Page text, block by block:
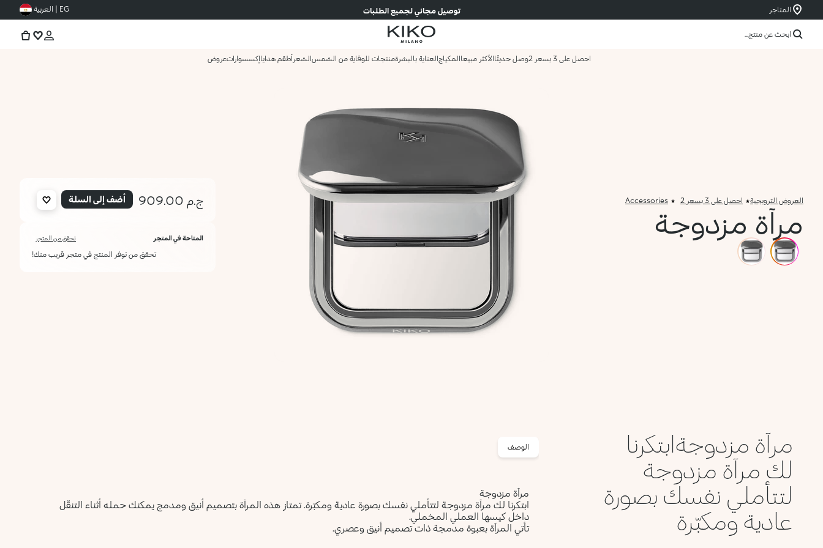
توصيل مجاني لجميع الطلبات المتاجر EG | العربية
ابحث عن منتج...
احصل على 3 بسعر 2 وصل حديثًاالأكثر مبيعاالمكياجالعناية بالبشرةمنتجات للوقاية من الشمسالشعر أطقم هداياإكسسواراتعروض
العروض الترويجية احصل على 3 بسعر 2 Accessories
مرآة مزدوجة
ج.م 909.00 أضف إلى السلة
المتاحة في المتجر تحقق من المتجر
تحقق من توفر المنتج في متجر قريب منك!
مرآة مزدوجةابتكرنا
لك مرآة مزدوجة
لتتأملي نفسك بصورة
عادية ومكبّرة
الوصف
مرآة مزدوجة
ابتكرنا لك مرآة مزدوجة لتتأملي نفسك بصورة عادية ومكبّرة. تمتاز هذه المرآة بتصميم أنيق ومدمج يمكنك حمله أثناء التنقّل
داخل كيسها العملي المخملي.
تأتي المرآة بعبوة مدمجة ذات تصميم أنيق وعصري.